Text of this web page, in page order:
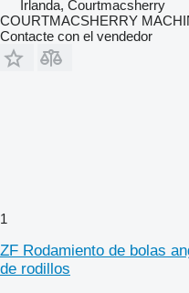
Irlanda, Courtmacsherry
COURTMACSHERRY
Contacte con el vendedor
1
ZF Rodamiento de bolas
de rodillos